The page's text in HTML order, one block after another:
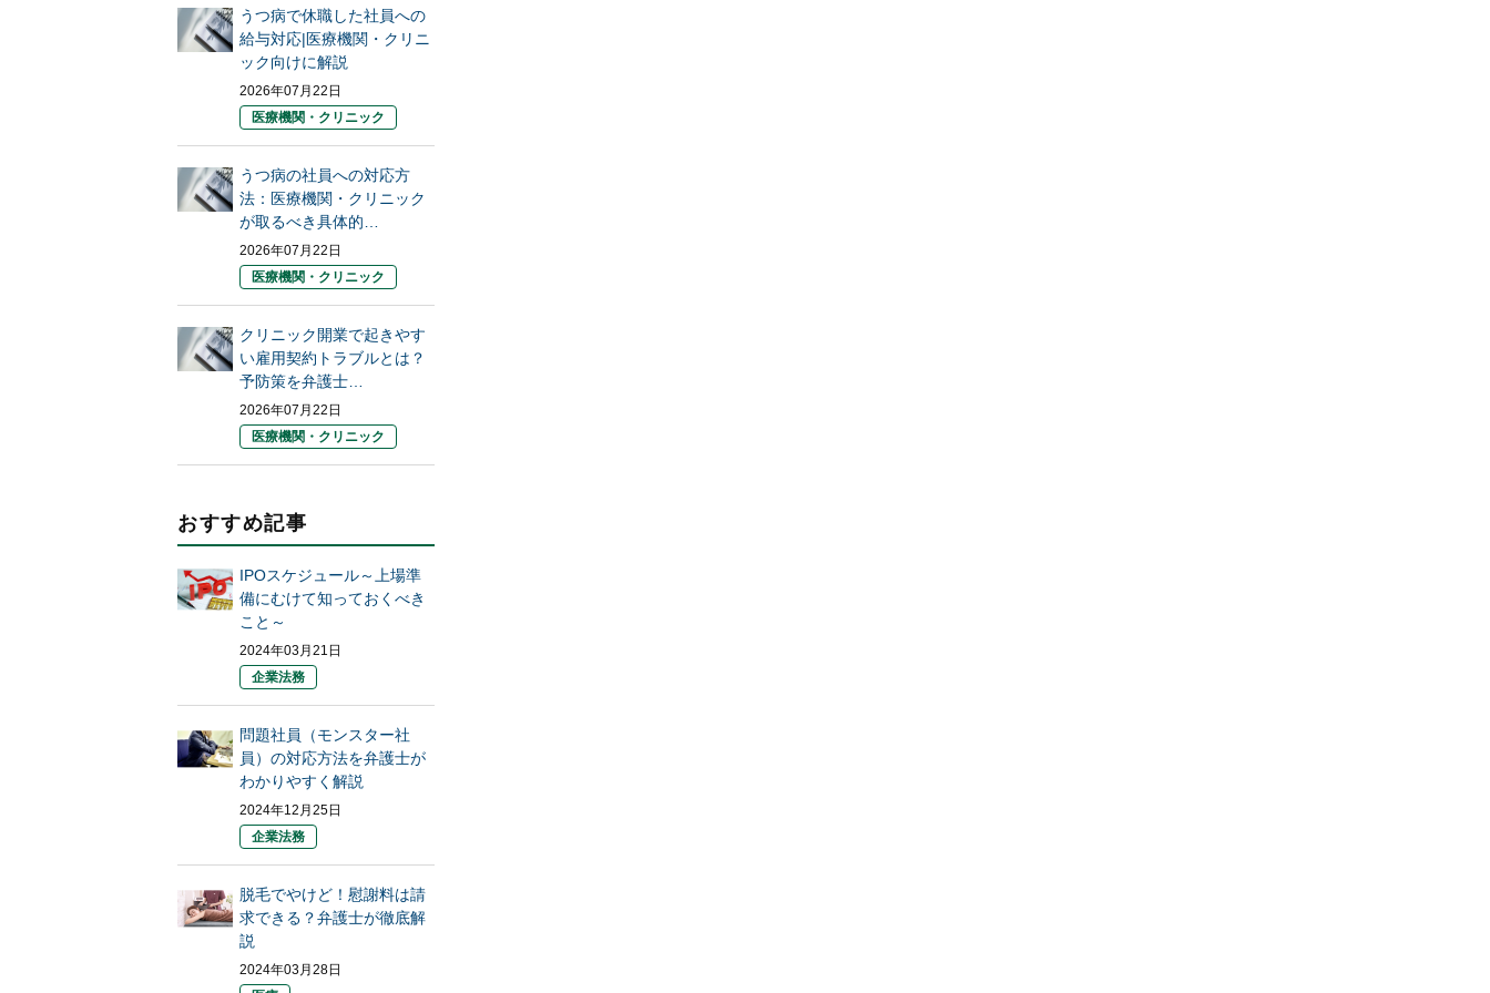
うつ病で休職した社員への
給与対応|医療機関・クリニ
ック向けに解説
2026年07月22日
医療機関・クリニック
うつ病の社員への対応方
法：医療機関・クリニック
が取るべき具体的…
2026年07月22日
医療機関・クリニック
クリニック開業で起きやす
い雇用契約トラブルとは？
予防策を弁護士…
2026年07月22日
医療機関・クリニック
おすすめ記事
IPOスケジュール～上場準
備にむけて知っておくべき
こと～
2024年03月21日
企業法務
問題社員（モンスター社
員）の対応方法を弁護士が
わかりやすく解説
2024年12月25日
企業法務
脱毛でやけど！慰謝料は請
求できる？弁護士が徹底解
説
2024年03月28日